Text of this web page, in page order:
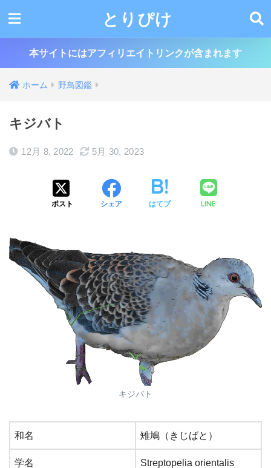
とりぴけ
本サイトにはアフィリエイトリンクが含まれます
ホーム 野鳥図鑑
キジバト
12月 8, 2022 5月 30, 2023
ポスト シェア はてブ LINE
キジバト
和名 雉鳩（きじばと）
学名 Streptopelia orientalis